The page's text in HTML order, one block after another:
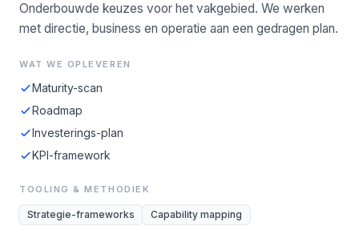
Onderbouwde keuzes voor het vakgebied. We werken
met directie, business en operatie aan een gedragen plan.
WAT WE OPLEVEREN
Maturity-scan
Roadmap
Investerings-plan
KPI-framework
TOOLING & METHODIEK
Strategie-frameworks Capability mapping